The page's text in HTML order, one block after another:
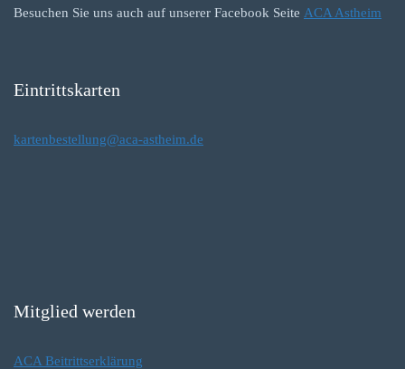
Besuchen Sie uns auch auf unserer Facebook Seite ACA Astheim
Eintrittskarten
kartenbestellung@aca-astheim.de
Mitglied werden
ACA Beitrittserklärung